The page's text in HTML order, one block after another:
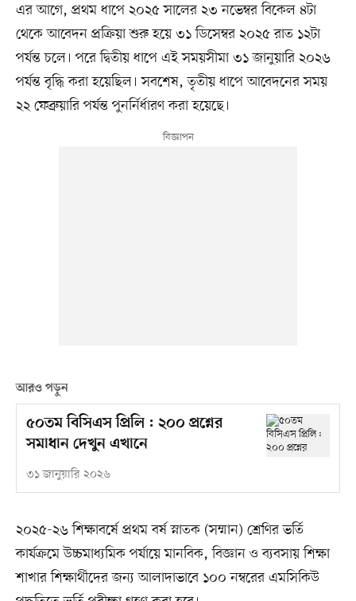
এর আগে, প্রথম ধাপে ২০২৫ সালের ২৩ নভেম্বর বিকেল ৪টা
থেকে আবেদন প্রক্রিয়া শুরু হয়ে ৩১ ডিসেম্বর ২০২৫ রাত ১২টা
পর্যন্ত চলে। পরে দ্বিতীয় ধাপে এই সময়সীমা ৩১ জানুয়ারি ২০২৬
পর্যন্ত বৃদ্ধি করা হয়েছিল। সবশেষ, তৃতীয় ধাপে আবেদনের সময়
২২ ফেব্রুয়ারি পর্যন্ত পুনর্নির্ধারণ করা হয়েছে।
আরও পড়ুন
৫০তম বিসিএস প্রিলি : ২০০ প্রশ্নের
সমাধান দেখুন এখানে
৩১ জানুয়ারি ২০২৬
২০২৫-২৬ শিক্ষাবর্ষে প্রথম বর্ষ স্নাতক (সম্মান) শ্রেণির ভর্তি
কার্যক্রমে উচ্চমাধ্যমিক পর্যায়ে মানবিক, বিজ্ঞান ও ব্যবসায় শিক্ষা
শাখার শিক্ষার্থীদের জন্য আলাদাভাবে ১০০ নম্বরের এমসিকিউ